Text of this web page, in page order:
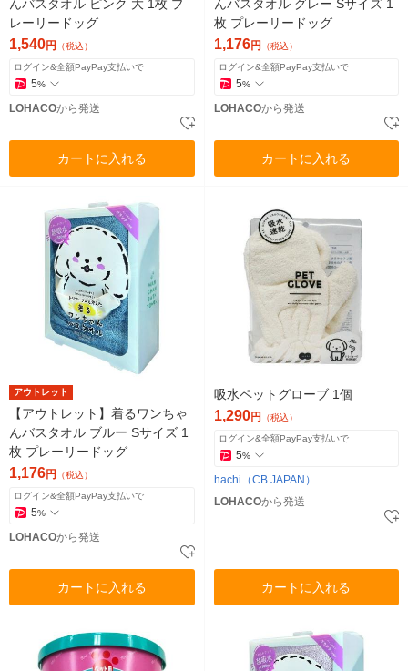
んバスタオル ピンク 大 1枚 プ
レーリードッグ
1,540円 （税込）
ログイン&全額PayPay支払いで
5%
LOHACOから発送
カートに入れる
んバスタオル グレー Sサイズ 1
枚 プレーリードッグ
1,176円 （税込）
ログイン&全額PayPay支払いで
5%
LOHACOから発送
カートに入れる
アウトレット
【アウトレット】着るワンちゃ
んバスタオル ブルー Sサイズ 1
枚 プレーリードッグ
1,176円 （税込）
ログイン&全額PayPay支払いで
5%
LOHACOから発送
カートに入れる
吸水ペットグローブ 1個
1,290円 （税込）
ログイン&全額PayPay支払いで
5%
hachi（CB JAPAN）
LOHACOから発送
カートに入れる